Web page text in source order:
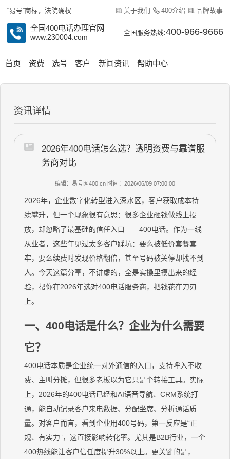
“易号”商标，法院确权 关于我们 400介绍 品牌故事
全国400电话办理官网
www.230004.com
全国服务热线:400-966-9666
首页 资费 选号 客户 新闻资讯 帮助中心
资讯详情
2026年400电话怎么选？透明资费与靠谱服
务商对比
编辑：易号网400.cn 时间：2026/06/09 07:00:00
2026年，企业数字化转型进入深水区，客户获取成本持
续攀升，但一个现象很有意思：很多企业砸钱做线上投
放，却忽略了最基础的信任入口——400电话。作为一线
从业者，这些年见过太多客户踩坑：要么被低价套餐套
牢，要么续费时发现价格翻倍，甚至号码被关停却找不到
人。今天这篇分享，不讲虚的，全是实操里摸出来的经
验，帮你在2026年选对400电话服务商，把钱花在刀刃
上。
一、400电话是什么？企业为什么需要
它？
400电话本质是企业统一对外通信的入口，支持呼入不收
费、主叫分摊，但很多老板以为它只是个转接工具。实际
上，2026年的400电话已经和AI语音导航、CRM系统打
通，能自动记录客户来电数据、分配坐席、分析通话质
量。对客户而言，看到企业用400号码，第一反应是“正
规、有实力”，这直接影响转化率。尤其是B2B行业，一个
400热线能让客户信任度提升30%以上。更关键的是，